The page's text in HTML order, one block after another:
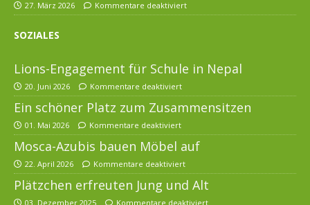
27. März 2026 Kommentare deaktiviert
SOZIALES
Lions-Engagement für Schule in Nepal
20. Juni 2026 Kommentare deaktiviert
Ein schöner Platz zum Zusammensitzen
01. Mai 2026 Kommentare deaktiviert
Mosca-Azubis bauen Möbel auf
22. April 2026 Kommentare deaktiviert
Plätzchen erfreuten Jung und Alt
03. Dezember 2025 Kommentare deaktiviert